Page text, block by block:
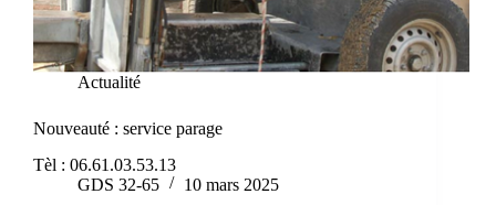
Actualité
Nouveauté : service parage
Tèl : 06.61.03.53.13
GDS 32-65
10 mars 2025